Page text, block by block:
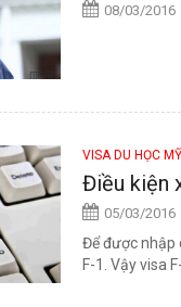
08/03/2016
VISA DU HỌC MỸ
Điều kiện
05/03/2016
Để được nhập
F-1. Vậy visa